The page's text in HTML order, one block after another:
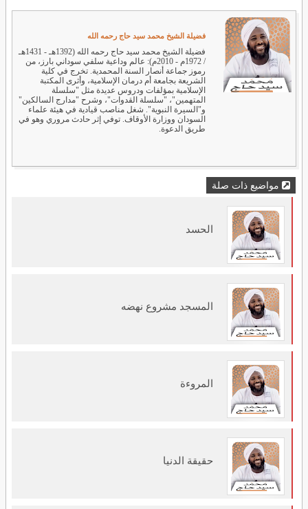
فضيلة الشيخ محمد سيد حاج رحمه الله
فضيلة الشيخ محمد سيد حاج رحمه الله (1392هـ - 1431هـ
/ 1972م - 2010م): عالم وداعية سلفي سوداني بارز، من
رموز جماعة أنصار السنة المحمدية. تخرج في كلية
الشريعة بجامعة أم درمان الإسلامية، وأثرى المكتبة
الإسلامية بمؤلفات ودروس عديدة مثل "سلسلة
المتهمين"، "سلسلة القدوات"، وشرح "مدارج السالكين"
و"السيرة النبوية". شغل مناصب قيادية في هيئة علماء
السودان ووزارة الأوقاف. توفي إثر حادث مروري وهو في
طريق الدعوة.
مواضيع ذات صلة
الحسد
المسجد مشروع نهضه
المروءة
حقيقة الدنيا